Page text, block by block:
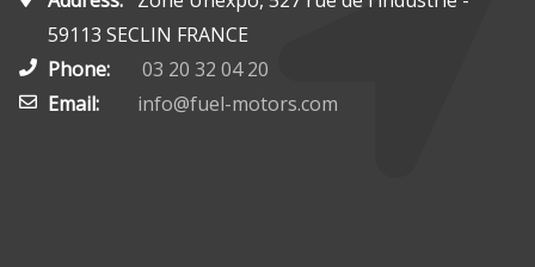
59113 SECLIN FRANCE
Phone:
03 20 32 04 20
Email:
info@fuel-motors.com